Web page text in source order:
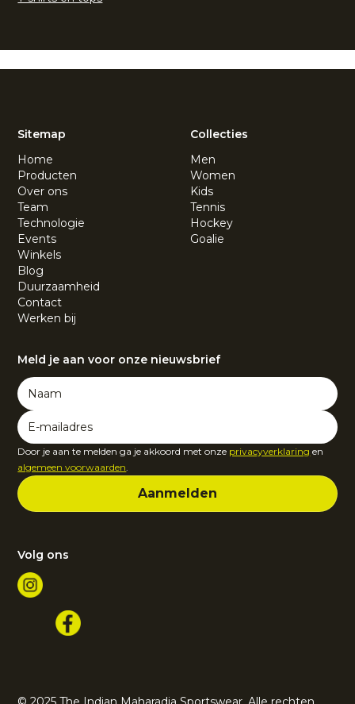
Sitemap
Home
Producten
Over ons
Team
Technologie
Events
Winkels
Blog
Duurzaamheid
Contact
Werken bij
Collecties
Men
Women
Kids
Tennis
Hockey
Goalie
Meld je aan voor onze nieuwsbrief
Door je aan te melden ga je akkoord met onze privacyverklaring en
algemeen voorwaarden
Volg ons